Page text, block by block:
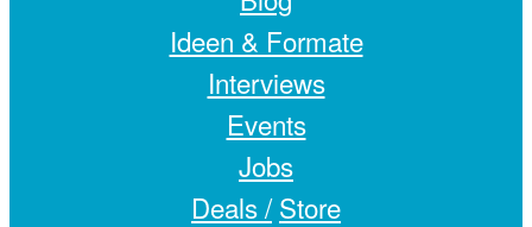
Ideen & Formate
Interviews
Events
Jobs
Deals / Store